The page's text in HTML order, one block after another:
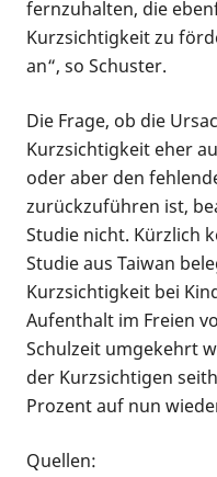
fernzuhalten, die
Kurzsichtigkeit zu
an“, so Schuster.
Die Frage, ob die
Kurzsichtigkeit eher
oder aber den
zurückzuführen ist,
Studie nicht. Kürzlich
Studie aus Taiwan
Kurzsichtigkeit bei
Aufenthalt im Freien
Schulzeit umgekehrt
der Kurzsichtigen
Prozent auf nun
Quellen: